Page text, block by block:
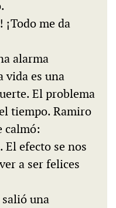
me da
alarma
vida es una
El problema
tiempo. Ramiro
calmó:
El efecto se nos
a ser felices
una